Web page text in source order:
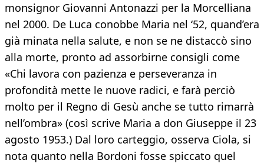
monsignor Giovanni Antonazzi per la Morcelliana
nel 2000. De Luca conobbe Maria nel ‘52, quand’era
già minata nella salute, e non se ne distaccò sino
alla morte, pronto ad assorbirne consigli come
«Chi lavora con pazienza e perseveranza in
profondità mette le nuove radici, e farà perciò
molto per il Regno di Gesù anche se tutto rimarrà
nell’ombra» (così scrive Maria a don Giuseppe il 23
agosto 1953.) Dal loro carteggio, osserva Ciola, si
nota quanto nella Bordoni fosse spiccato quel